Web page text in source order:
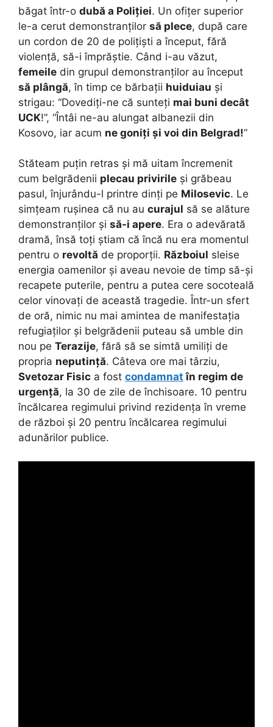
băgat într-o dubă a Poliției. Un ofițer superior
le-a cerut demonstranților să plece, după care
un cordon de 20 de polițiști a început, fără
violență, să-i împrăștie. Când i-au văzut,
femeile din grupul demonstranților au început
să plângă, în timp ce bărbații huiduiau și
strigau: “Dovediți-ne că sunteți mai buni decât
UCK!”, “Întâi ne-au alungat albanezii din
Kosovo, iar acum ne goniți și voi din Belgrad!”
Stăteam puțin retras și mă uitam încremenit
cum belgrădenii plecau privirile și grăbeau
pasul, înjurându-l printre dinți pe Milosevic. Le
simțeam rușinea că nu au curajul să se alăture
demonstranților și să-i apere. Era o adevărată
dramă, însă toți știam că încă nu era momentul
pentru o revoltă de proporții. Războiul sleise
energia oamenilor și aveau nevoie de timp să-și
recapete puterile, pentru a putea cere socoteală
celor vinovați de această tragedie. Într-un sfert
de oră, nimic nu mai amintea de manifestația
refugiaților și belgrădenii puteau să umble din
nou pe Terazije, fără să se simtă umiliți de
propria neputință. Câteva ore mai târziu,
Svetozar Fisic a fost condamnat în regim de
urgență, la 30 de zile de închisoare. 10 pentru
încălcarea regimului privind rezidența în vreme
de război și 20 pentru încălcarea regimului
adunărilor publice.